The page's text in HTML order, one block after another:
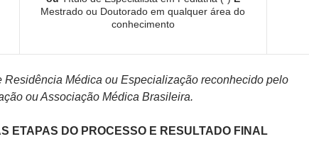
Mestrado ou Doutorado em qualquer área do
conhecimento
Residência Médica ou Especialização reconhecido pelo
ou Associação Médica Brasileira.
ETAPAS DO PROCESSO E RESULTADO FINAL